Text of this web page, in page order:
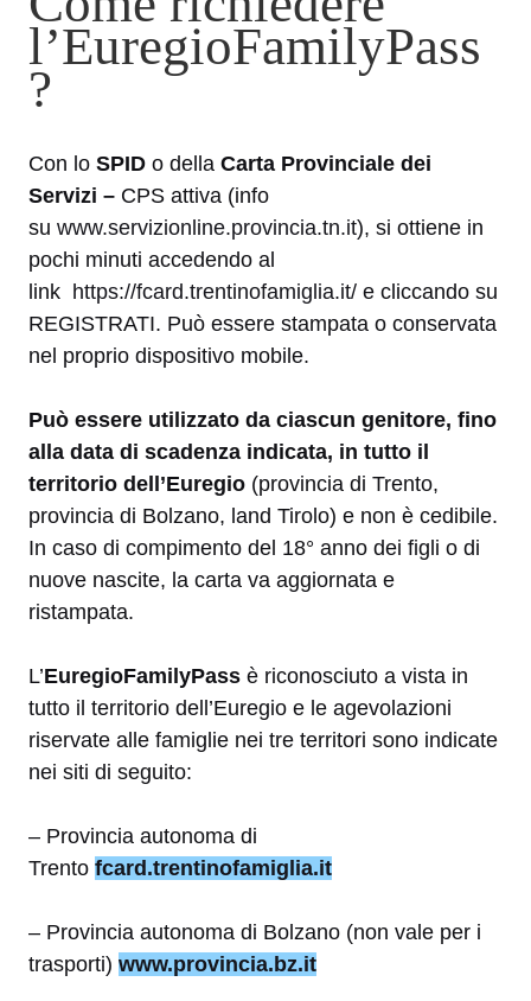
l’EuregioFamilyPass
?
Con lo SPID o della Carta Provinciale dei
Servizi – CPS attiva (info
su www.servizionline.provincia.tn.it), si ottiene in
pochi minuti accedendo al
link https://fcard.trentinofamiglia.it/ e cliccando su
REGISTRATI. Può essere stampata o conservata
nel proprio dispositivo mobile.
Può essere utilizzato da ciascun genitore, fino
alla data di scadenza indicata, in tutto il
territorio dell’Euregio (provincia di Trento,
provincia di Bolzano, land Tirolo) e non è cedibile.
In caso di compimento del 18° anno dei figli o di
nuove nascite, la carta va aggiornata e
ristampata.
L’EuregioFamilyPass è riconosciuto a vista in
tutto il territorio dell’Euregio e le agevolazioni
riservate alle famiglie nei tre territori sono indicate
nei siti di seguito:
– Provincia autonoma di
Trento fcard.trentinofamiglia.it
– Provincia autonoma di Bolzano (non vale per i
trasporti) www.provincia.bz.it